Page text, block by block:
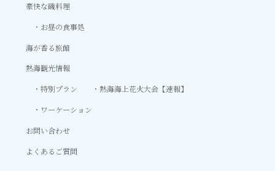
豪快な磯料理
お昼の食事処
海が香る旅館
熱海観光情報
特別プラン
熱海海上花火大会【速報】
ワーケーション
お問い合わせ
よくあるご質問